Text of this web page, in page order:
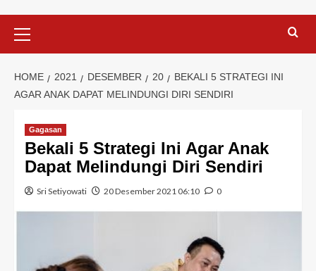
HOME 2021 DESEMBER 20
BEKALI 5 STRATEGI INI
AGAR ANAK DAPAT MELINDUNGI DIRI SENDIRI
Gagasan
Bekali 5 Strategi Ini Agar Anak
Dapat Melindungi Diri Sendiri
Sri Setiyowati 20 Desember 2021 06:10 0